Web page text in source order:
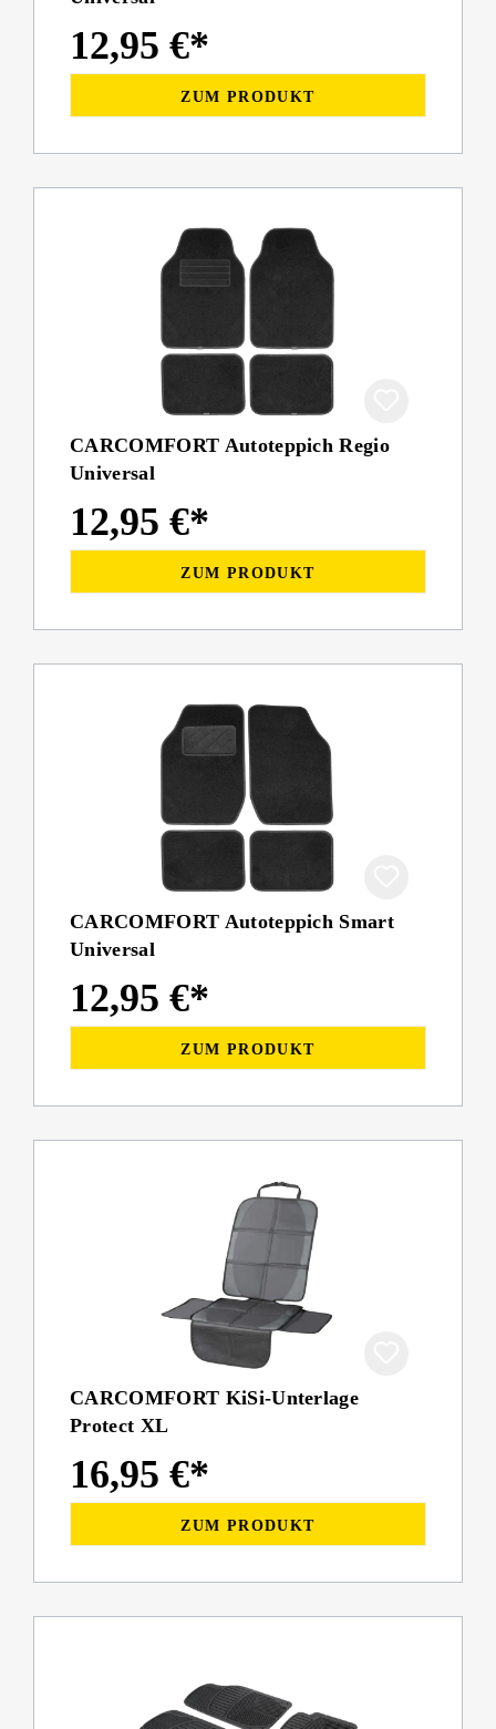
12,95 €*
ZUM PRODUKT
CARCOMFORT Autoteppich Regio
Universal
12,95 €*
ZUM PRODUKT
CARCOMFORT Autoteppich Smart
Universal
12,95 €*
ZUM PRODUKT
CARCOMFORT KiSi-Unterlage
Protect XL
16,95 €*
ZUM PRODUKT